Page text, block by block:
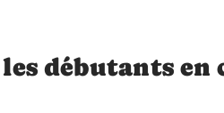
débutants en